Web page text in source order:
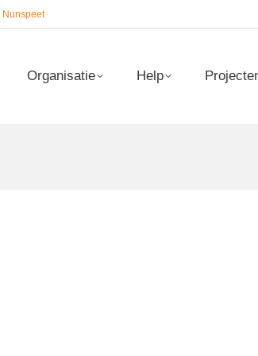
Nunspeet
Organisatie Help
Organisatie Help